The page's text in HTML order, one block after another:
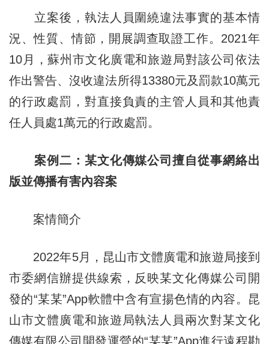
立案後，執法人員圍繞違法事實的基本情
況、性質、情節，開展調查取證工作。2021年
10月，蘇州市文化廣電和旅遊局對該公司依法
作出警告、沒收違法所得13380元及罰款10萬元
的行政處罰，對直接負責的主管人員和其他責
任人員處1萬元的行政處罰。
案例二：某文化傳媒公司擅自從事網絡出
版並傳播有害內容案
案情簡介
2022年5月，昆山市文體廣電和旅遊局接到
市委網信辦提供線索，反映某文化傳媒公司開
發的“某某”App軟體中含有宣揚色情的內容。昆
山市文體廣電和旅遊局執法人員兩次對某文化
傳媒有限公司開發運營的“某某”App進行遠程勘